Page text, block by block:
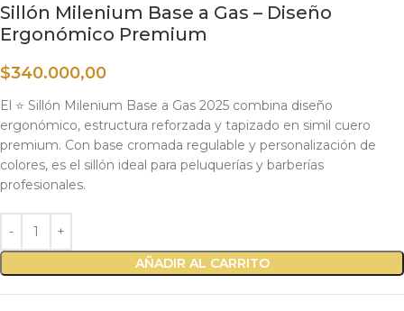
Sillón Milenium Base a Gas – Diseño
Ergonómico Premium
$340.000,00
El ⭐ Sillón Milenium Base a Gas 2025 combina diseño
ergonómico, estructura reforzada y tapizado en simil cuero
premium. Con base cromada regulable y personalización de
colores, es el sillón ideal para peluquerías y barberías
profesionales.
AÑADIR AL CARRITO